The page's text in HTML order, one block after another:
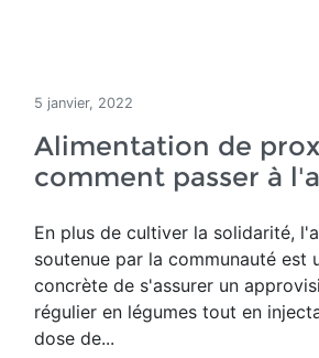
5 janvier, 2022
Alimentation de
comment passer à
En plus de cultiver la solidarité,
soutenue par la communauté est
concrète de s'assurer un
régulier en légumes tout en
dose de...